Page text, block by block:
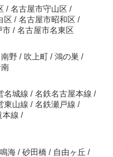
/ 名古屋市守山区 /
区 / 名古屋市昭和区 /
市 / 名古屋市名東区
南野 / 吹上町 / 鴻の巣 /
名城線 / 名鉄名古屋本線 /
東山線 / 名鉄瀬戸線 /
本線 /
鳴海 / 砂田橋 / 自由ヶ丘 /